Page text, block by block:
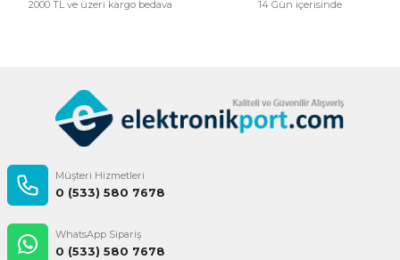
2000 TL ve üzeri kargo bedava 14 Gün içerisinde
Müşteri Hizmetleri
0 (533) 580 7678
WhatsApp Sipariş
0 (533) 580 7678